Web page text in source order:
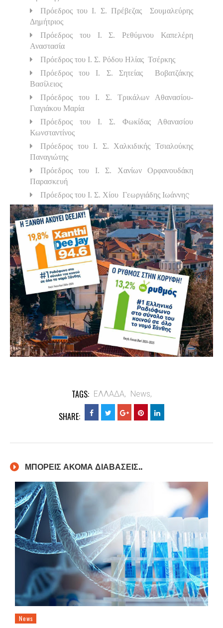
Πρόεδρος του Ι. Σ. Πρέβεζας Σουμαλεύρης
Δημήτριος
Πρόεδρος του Ι. Σ. Ρεθύμνου Καπελέρη
Αναστασία
Πρόεδρος του Ι. Σ. Ρόδου Ηλίας Τσέρκης
Πρόεδρος του Ι. Σ. Σητείας Βοβατζάκης
Βασίλειος
Πρόεδρος του Ι. Σ. Τρικάλων Αθανασίου-
Γιαγιάκου Μαρία
Πρόεδρος του Ι. Σ. Φωκίδας Αθανασίου
Κωνσταντίνος
Πρόεδρος του Ι. Σ. Χαλκιδικής Τσιαλούκης
Παναγιώτης
Πρόεδρος του Ι. Σ. Χανίων Ορφανουδάκη
Παρασκευή
Πρόεδρος του Ι. Σ. Χίου Γεωργιάδης Ιωάννης
TAGS: ΕΛΛΑΔΑ, News,
SHARE:
ΜΠΟΡΕΙΣ ΑΚΟΜΑ ΔΙΑΒΑΣΕΙΣ..
News